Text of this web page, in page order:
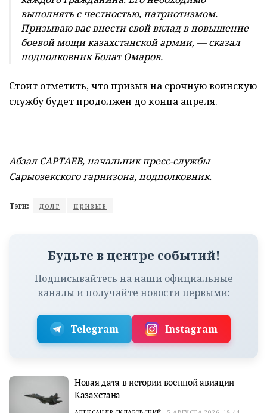
выполнять с честностью, патриотизмом.
Призываю вас внести свой вклад в повышение
боевой мощи казахстанской армии, — сказал
подполковник Болат Омаров.
Стоит отметить, что призыв на срочную воинскую
службу будет продолжен до конца апреля.
Абзал САРТАЕВ, начальник пресс-службы
Сарыозекского гарнизона, подполковник.
Тэги: долг призыв
Будьте в центре событий!
Подписывайтесь на наши официальные
каналы и получайте новости первыми:
Telegram Instagram
Новая дата в истории военной авиации
Казахстана